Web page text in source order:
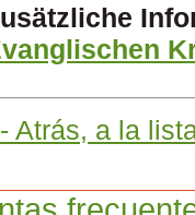
Atrás, a la